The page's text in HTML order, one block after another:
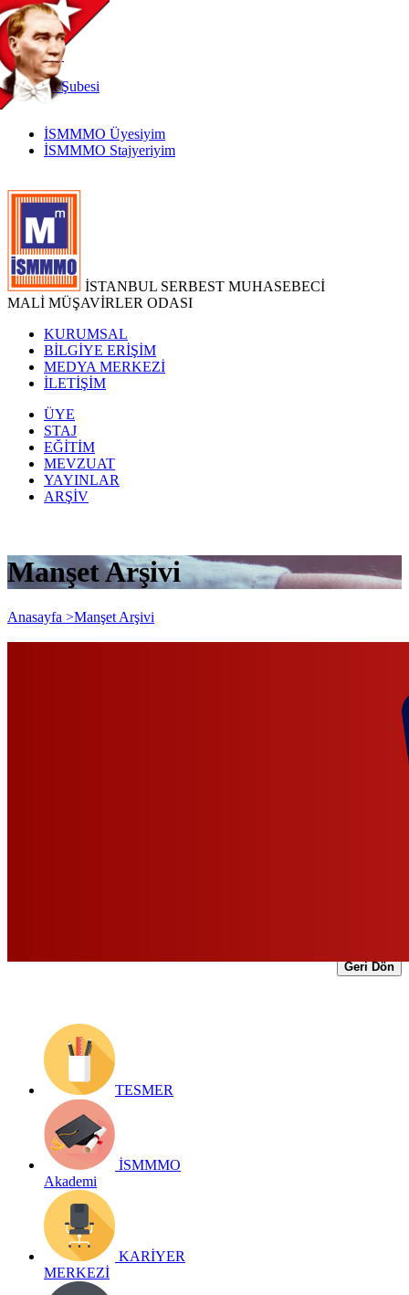
TR
|
EN
İnternetŞubesi
İSMMMO Üyesiyim
İSMMMO Stajyeriyim
İSTANBUL SERBEST MUHASEBECİ
MALİ MÜŞAVİRLER ODASI
KURUMSAL
BİLGİYE ERİŞİM
MEDYA MERKEZİ
İLETİŞİM
ÜYE
STAJ
EĞİTİM
MEVZUAT
YAYINLAR
ARŞİV
Manşet Arşivi
Anasayfa >Manşet Arşivi
Geri Dön
TESMER
İSMMMO
Akademi
KARİYER
MERKEZİ